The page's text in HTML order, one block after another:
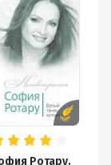
Ротару.